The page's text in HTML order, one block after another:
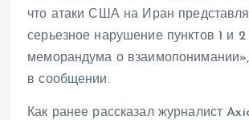
что атаки США на Иран
серьезное нарушение пунктов 1 и 2
меморандума о
в сообщении.
Как ранее рассказал журналист